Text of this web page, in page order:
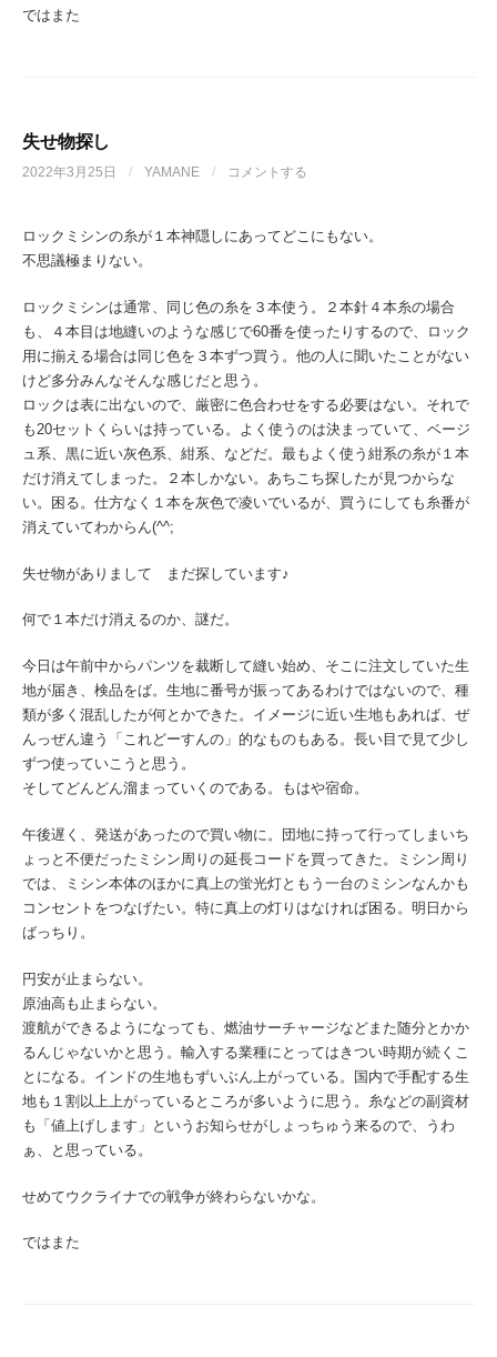
ではまた
失せ物探し
2022年3月25日 / YAMANE / コメントする
ロックミシンの糸が１本神隠しにあってどこにもない。
不思議極まりない。
ロックミシンは通常、同じ色の糸を３本使う。２本針４本糸の場合
も、４本目は地縫いのような感じで60番を使ったりするので、ロック
用に揃える場合は同じ色を３本ずつ買う。他の人に聞いたことがない
けど多分みんなそんな感じだと思う。
ロックは表に出ないので、厳密に色合わせをする必要はない。それで
も20セットくらいは持っている。よく使うのは決まっていて、ベージ
ュ系、黒に近い灰色系、紺系、などだ。最もよく使う紺系の糸が１本
だけ消えてしまった。２本しかない。あちこち探したが見つからな
い。困る。仕方なく１本を灰色で凌いでいるが、買うにしても糸番が
消えていてわからん(^^;
失せ物がありまして まだ探しています♪
何で１本だけ消えるのか、謎だ。
今日は午前中からパンツを裁断して縫い始め、そこに注文していた生
地が届き、検品をば。生地に番号が振ってあるわけではないので、種
類が多く混乱したが何とかできた。イメージに近い生地もあれば、ぜ
んっぜん違う「これどーすんの」的なものもある。長い目で見て少し
ずつ使っていこうと思う。
そしてどんどん溜まっていくのである。もはや宿命。
午後遅く、発送があったので買い物に。団地に持って行ってしまいち
ょっと不便だったミシン周りの延長コードを買ってきた。ミシン周り
では、ミシン本体のほかに真上の蛍光灯ともう一台のミシンなんかも
コンセントをつなげたい。特に真上の灯りはなければ困る。明日から
ばっちり。
円安が止まらない。
原油高も止まらない。
渡航ができるようになっても、燃油サーチャージなどまた随分とかか
るんじゃないかと思う。輸入する業種にとってはきつい時期が続くこ
とになる。インドの生地もずいぶん上がっている。国内で手配する生
地も１割以上上がっているところが多いように思う。糸などの副資材
も「値上げします」というお知らせがしょっちゅう来るので、うわ
ぁ、と思っている。
せめてウクライナでの戦争が終わらないかな。
ではまた